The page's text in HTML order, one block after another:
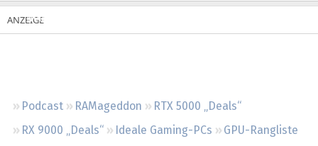
Neueste Aktivitäten
Podcast RAMageddon
RTX 5000 „Deals“
RX 9000 „Deals“
Ideale Gaming-PCs
GPU-Rangliste